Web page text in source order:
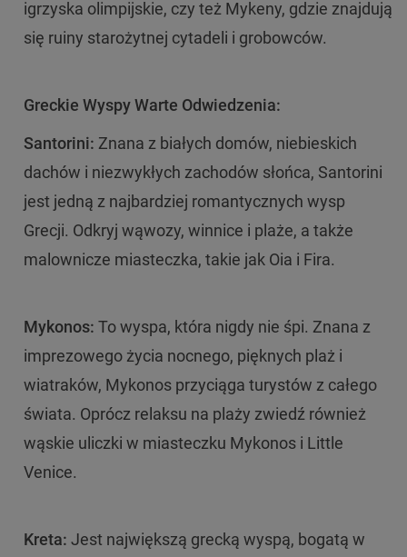
igrzyska olimpijskie, czy też Mykeny, gdzie znajdują
się ruiny starożytnej cytadeli i grobowców.
Greckie Wyspy Warte Odwiedzenia:
Santorini: Znana z białych domów, niebieskich
dachów i niezwykłych zachodów słońca, Santorini
jest jedną z najbardziej romantycznych wysp
Grecji. Odkryj wąwozy, winnice i plaże, a także
malownicze miasteczka, takie jak Oia i Fira.
Mykonos: To wyspa, która nigdy nie śpi. Znana z
imprezowego życia nocnego, pięknych plaż i
wiatraków, Mykonos przyciąga turystów z całego
świata. Oprócz relaksu na plaży zwiedź również
wąskie uliczki w miasteczku Mykonos i Little
Venice.
Kreta: Jest największą grecką wyspą, bogatą w